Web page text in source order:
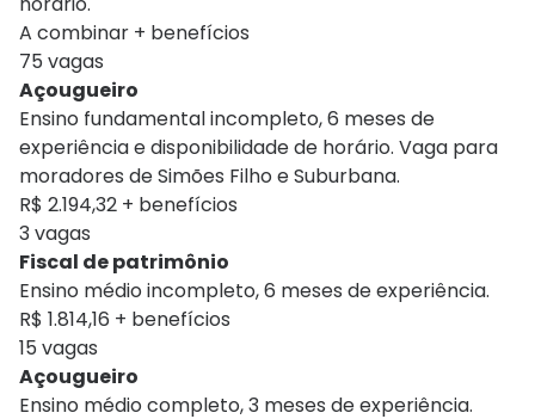
A combinar + benefícios
75 vagas
Açougueiro
Ensino fundamental incompleto, 6 meses de
experiência e disponibilidade de horário. Vaga para
moradores de Simões Filho e Suburbana.
R$ 2.194,32 + benefícios
3 vagas
Fiscal de patrimônio
Ensino médio incompleto, 6 meses de experiência.
R$ 1.814,16 + benefícios
15 vagas
Açougueiro
Ensino médio completo, 3 meses de experiência.